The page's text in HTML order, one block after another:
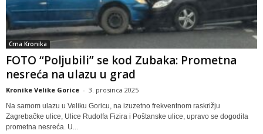
Crna Kronika
FOTO “Poljubili” se kod Zubaka: Prometna
nesreća na ulazu u grad
Kronike Velike Gorice - 3. prosinca 2025
Na samom ulazu u Veliku Goricu, na izuzetno frekventnom raskrižju
Zagrebačke ulice, Ulice Rudolfa Fizira i Poštanske ulice, upravo se dogodila
prometna nesreća. U...